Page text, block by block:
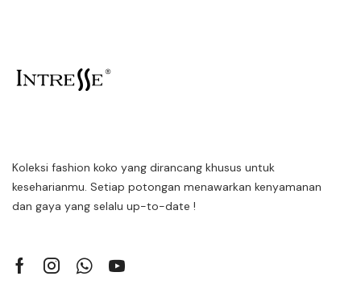
Koleksi fashion koko yang dirancang khusus untuk
keseharianmu. Setiap potongan menawarkan kenyamanan
dan gaya yang selalu up-to-date !